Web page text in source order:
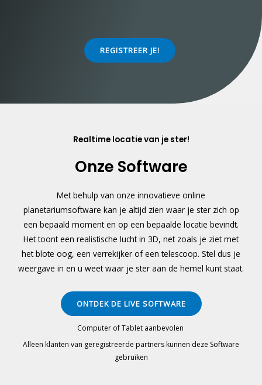
REGISTREER JE!
Realtime locatie van je ster!
Onze Software
Met behulp van onze innovatieve online
planetariumsoftware kan je altijd zien waar je ster zich op
een bepaald moment en op een bepaalde locatie bevindt.
Het toont een realistische lucht in 3D, net zoals je ziet met
het blote oog, een verrekijker of een telescoop. Stel dus je
weergave in en u weet waar je ster aan de hemel kunt staat.
ONTDEK DE LIVE SOFTWARE
Computer of Tablet aanbevolen
Alleen klanten van geregistreerde partners kunnen deze Software
gebruiken